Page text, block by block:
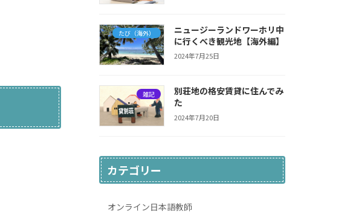
たび（海外）
ニュージーランドワーホリ中
に行くべき観光地【海外編】
2024年7月25日
雑記
別荘地の格安賃貸に住んでみ
た
2024年7月20日
カテゴリー
オンライン日本語教師